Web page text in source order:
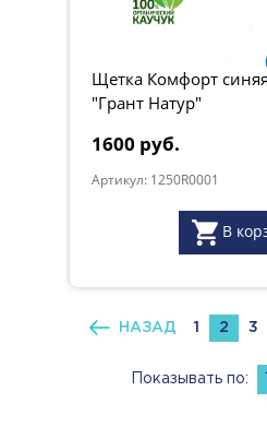
Щетка Комфорт
"Грант Натур"
1600 руб.
Артикул: 1250R0001
В
НАЗАД 1 2 3
Показывать по: